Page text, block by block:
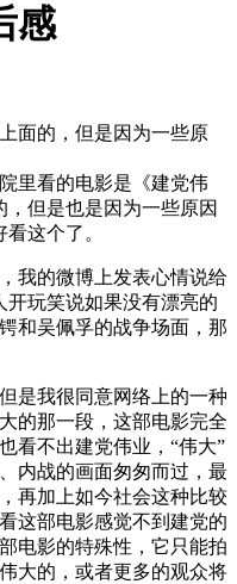
感
面的，但是因为一些原
里看的电影是《建党伟
但是也是因为一些原因
这个了。
我的微博上发表心情说给
开玩笑说如果没有漂亮的
和吴佩孚的战争场面，那
是我很同意网络上的一种
的那一段，这部电影完全
看不出建党伟业，“伟大”
内战的画面匆匆而过，最
再加上如今社会这种比较
这部电影感觉不到建党的
电影的特殊性，它只能拍
大的，或者更多的观众将